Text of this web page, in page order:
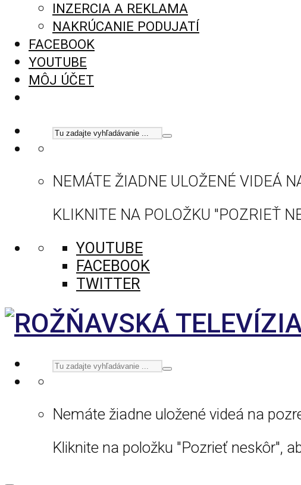
INZERCIA A REKLAMA
NAKRÚCANIE PODUJATÍ
FACEBOOK
YOUTUBE
MÔJ ÚČET
NEMÁTE ŽIADNE ULOŽENÉ VIDEÁ
KLIKNITE NA POLOŽKU "POZRIEŤ
YOUTUBE
FACEBOOK
TWITTER
Nemáte žiadne uložené videá na
Kliknite na položku "Pozrieť neskôr",